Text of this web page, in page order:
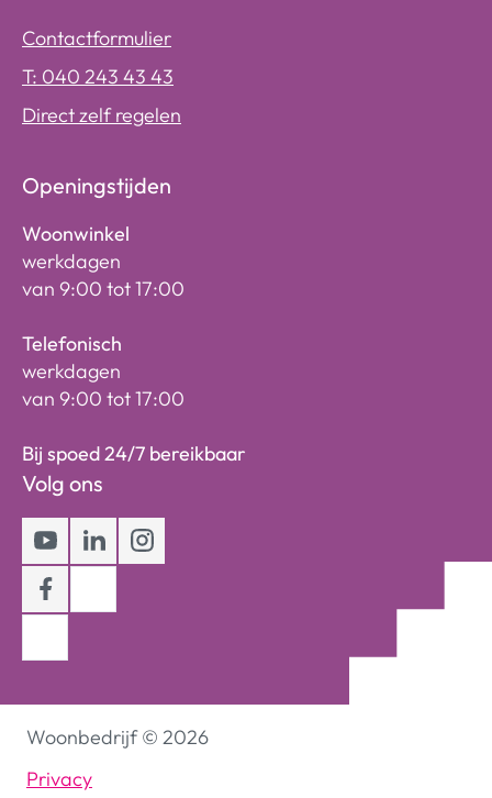
Contactformulier
T: 040 243 43 43
Direct zelf regelen
Openingstijden
Woonwinkel
werkdagen
van 9:00 tot 17:00
Telefonisch
werkdagen
van 9:00 tot 17:00
Bij spoed 24/7 bereikbaar
Volg ons
Youtube
LinkedInInstagram
Facebook
Woonbedrijf© 2026
Privacy